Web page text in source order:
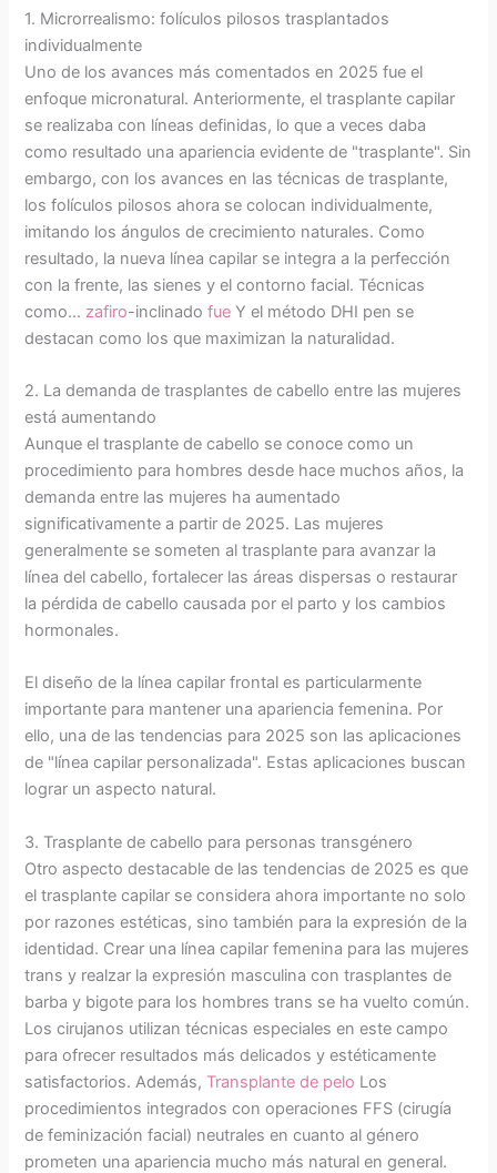
1. Microrrealismo: folículos pilosos trasplantados
individualmente
Uno de los avances más comentados en 2025 fue el
enfoque micronatural. Anteriormente, el trasplante capilar
se realizaba con líneas definidas, lo que a veces daba
como resultado una apariencia evidente de "trasplante". Sin
embargo, con los avances en las técnicas de trasplante,
los folículos pilosos ahora se colocan individualmente,
imitando los ángulos de crecimiento naturales. Como
resultado, la nueva línea capilar se integra a la perfección
con la frente, las sienes y el contorno facial. Técnicas
como... zafiro-inclinadofue Y el método DHI pen se
destacan como los que maximizan la naturalidad.
2. La demanda de trasplantes de cabello entre las mujeres
está aumentando
Aunque el trasplante de cabello se conoce como un
procedimiento para hombres desde hace muchos años, la
demanda entre las mujeres ha aumentado
significativamente a partir de 2025. Las mujeres
generalmente se someten al trasplante para avanzar la
línea del cabello, fortalecer las áreas dispersas o restaurar
la pérdida de cabello causada por el parto y los cambios
hormonales.
El diseño de la línea capilar frontal es particularmente
importante para mantener una apariencia femenina. Por
ello, una de las tendencias para 2025 son las aplicaciones
de "línea capilar personalizada". Estas aplicaciones buscan
lograr un aspecto natural.
3. Trasplante de cabello para personas transgénero
Otro aspecto destacable de las tendencias de 2025 es que
el trasplante capilar se considera ahora importante no solo
por razones estéticas, sino también para la expresión de la
identidad. Crear una línea capilar femenina para las mujeres
trans y realzar la expresión masculina con trasplantes de
barba y bigote para los hombres trans se ha vuelto común.
Los cirujanos utilizan técnicas especiales en este campo
para ofrecer resultados más delicados y estéticamente
satisfactorios. Además,Transplante de pelo Los
procedimientos integrados con operaciones FFS (cirugía
de feminización facial) neutrales en cuanto al género
prometen una apariencia mucho más natural en general.